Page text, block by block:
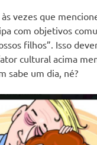
vezes que
com objetivos
filhos”. Isso
cultural acima
sabe um dia, né?